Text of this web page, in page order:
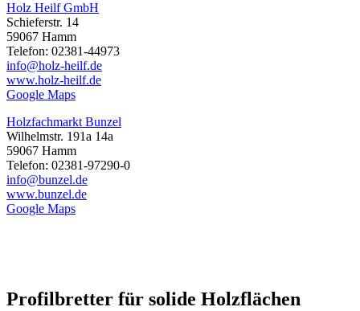
Holz Heilf GmbH
Schieferstr. 14
59067 Hamm
Telefon: 02381-44973
info@holz-heilf.de
www.holz-heilf.de
Google Maps
Holzfachmarkt Bunzel
Wilhelmstr. 191a 14a
59067 Hamm
Telefon: 02381-97290-0
info@bunzel.de
www.bunzel.de
Google Maps
Profilbretter für solide Holzflächen